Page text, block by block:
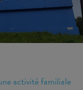
activité familiale